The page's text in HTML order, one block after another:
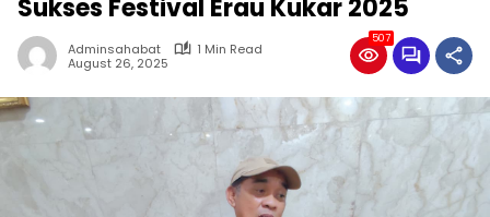
Sukses Festival Erau Kukar 2025
Adminsahabat
1 Min Read
August 26, 2025
507